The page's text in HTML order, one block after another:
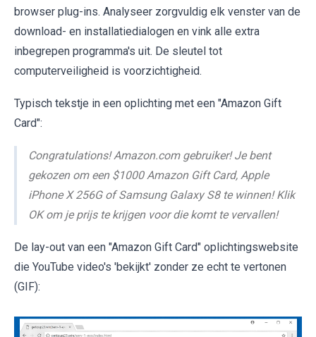
browser plug-ins. Analyseer zorgvuldig elk venster van de
download- en installatiedialogen en vink alle extra
inbegrepen programma's uit. De sleutel tot
computerveiligheid is voorzichtigheid.
Typisch tekstje in een oplichting met een "Amazon Gift
Card":
Congratulations! Amazon.com gebruiker! Je bent
gekozen om een $1000 Amazon Gift Card, Apple
iPhone X 256G of Samsung Galaxy S8 te winnen! Klik
OK om je prijs te krijgen voor die komt te vervallen!
De lay-out van een "Amazon Gift Card" oplichtingswebsite
die YouTube video's 'bekijkt' zonder ze echt te vertonen
(GIF):